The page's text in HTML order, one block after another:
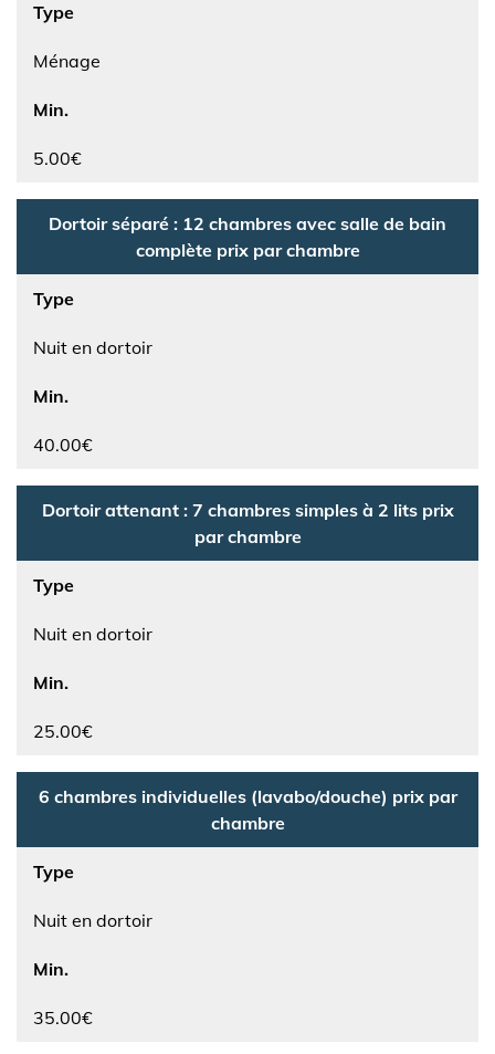
Type
Ménage
Min.
5.00€
Dortoir séparé : 12 chambres avec salle de bain
complète prix par chambre
Type
Nuit en dortoir
Min.
40.00€
Dortoir attenant : 7 chambres simples à 2 lits prix
par chambre
Type
Nuit en dortoir
Min.
25.00€
6 chambres individuelles (lavabo/douche) prix par
chambre
Type
Nuit en dortoir
Min.
35.00€